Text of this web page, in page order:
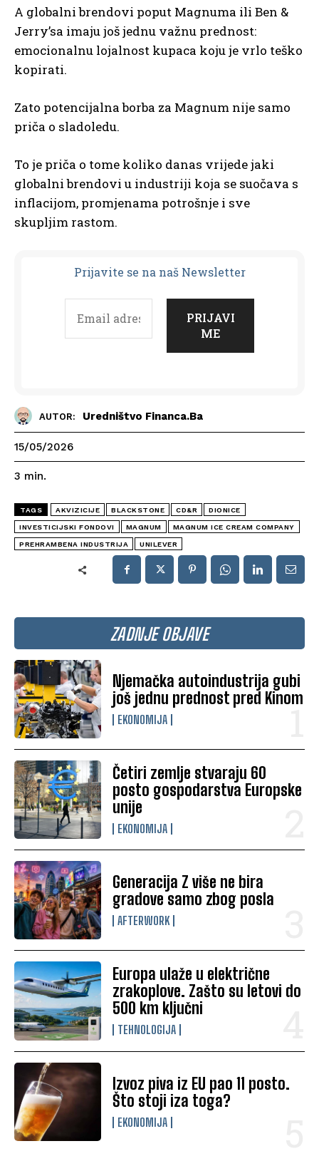
ZADNJE OBJAVE
Njemačka autoindustrija gubi
još jednu prednost pred Kinom
EKONOMIJA
Četiri zemlje stvaraju 60
posto gospodarstva Europske
unije
EKONOMIJA
Generacija Z više ne bira
gradove samo zbog posla
AFTERWORK
Europa ulaže u električne
zrakoplove. Zašto su letovi do
500 km ključni
TEHNOLOGIJA
Izvoz piva iz EU pao 11 posto.
Što stoji iza toga?
EKONOMIJA
A globalni brendovi poput Magnuma ili Ben &
Jerry’sa imaju još jednu važnu prednost:
emocionalnu lojalnost kupaca koju je vrlo teško
kopirati.
Zato potencijalna borba za Magnum nije samo
priča o sladoledu.
To je priča o tome koliko danas vrijede jaki
globalni brendovi u industriji koja se suočava s
inflacijom, promjenama potrošnje i sve
skupljim rastom.
Prijavite se na naš Newsletter
AUTOR: Uredništvo Financa.ba
15/05/2026
3 min.
TAGS AKVIZICIJE BLACKSTONE CD&R DIONICE
INVESTICIJSKI FONDOVI MAGNUM MAGNUM ICE CREAM COMPANY
PREHRAMBENA INDUSTRIJA UNILEVER